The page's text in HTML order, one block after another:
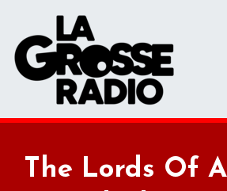
The Lords Of